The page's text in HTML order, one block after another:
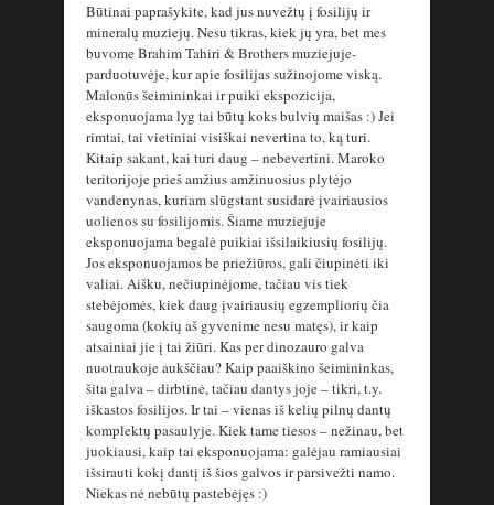
Būtinai paprašykite, kad jus nuvežtų į fosilijų ir
mineralų muziejų. Nesu tikras, kiek jų yra, bet mes
buvome Brahim Tahiri & Brothers muziejuje-
parduotuvėje, kur apie fosilijas sužinojome viską.
Malonūs šeimininkai ir puiki ekspozicija,
eksponuojama lyg tai būtų koks bulvių maišas :) Jei
rimtai, tai vietiniai visiškai nevertina to, ką turi.
Kitaip sakant, kai turi daug – nebevertini. Maroko
teritorijoje prieš amžius amžinuosius plytėjo
vandenynas, kuriam slūgstant susidarė įvairiausios
uolienos su fosilijomis. Šiame muziejuje
eksponuojama begalė puikiai išsilaikiusių fosilijų.
Jos eksponuojamos be priežiūros, gali čiupinėti iki
valiai. Aišku, nečiupinėjome, tačiau vis tiek
stebėjomės, kiek daug įvairiausių egzempliorių čia
saugoma (kokių aš gyvenime nesu matęs), ir kaip
atsainiai jie į tai žiūri. Kas per dinozauro galva
nuotraukoje aukščiau? Kaip paaiškino šeimininkas,
šita galva – dirbtinė, tačiau dantys joje – tikri, t.y.
iškastos fosilijos. Ir tai – vienas iš kelių pilnų dantų
komplektų pasaulyje. Kiek tame tiesos – nežinau, bet
juokiausi, kaip tai eksponuojama: galėjau ramiausiai
išsirauti kokį dantį iš šios galvos ir parsivežti namo.
Niekas nė nebūtų pastebėjęs :)